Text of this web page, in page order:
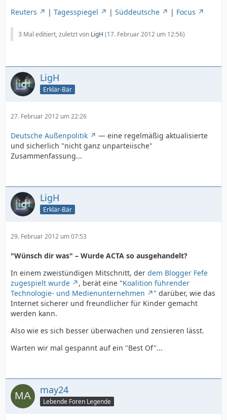
Reuters
| Tagesspiegel | Süddeutsche | Focus
3 Mal editiert, zuletzt von LigH (17. Februar 2012 um 12:56)
LigH
Erklär-Bär
27. Februar 2012 um 22:26
Deutsche Außenpolitik
— eine regelmäßig aktualisierte
und sicherlich "nicht ganz unparteiische"
Zusammenfassung...
LigH
Erklär-Bär
29. Februar 2012 um 07:53
"Wünsch dir was" – Wurde ACTA so ausgehandelt?
In einem zweistündigen Mitschnitt, der dem Blogger Fefe
zugespielt wurde
, berät eine "Koalition führender
Technologie- und Medienunternehmen
" darüber, wie das
Internet sicherer und freundlicher für Kinder gemacht
werden kann.
Also wie es sich besser überwachen und zensieren lässt.
Warten wir mal gespannt auf ein "Best Of"...
may24
Lebende Foren Legende